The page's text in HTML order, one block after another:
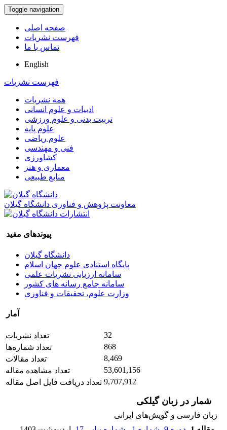
Toggle navigation
صفحه اصلی
فهرست نشریات
تماس با ما
English
فهرست نشریات
همه نشریات
ادبیات و علوم انسانی
تربیت بدنی و علوم ورزشی
علوم پایه
علوم ریاضی
فنی و مهندسی
کشاورزی
معماری و هنر
منابع طبیعی
معاونت پژوهش و فناوری دانشگاه گیلان
پیوندهای مفید
دانشگاه گیلان
پایگاه استنادی علوم جهان اسلام
سامانه ارزیابی نشریات علمی
سامانه جامع رسانه های کشور
وزارت علوم، تحقیقات و فناوری
آمار
تعداد نشریات
32
تعداد شماره‌ها
868
تعداد مقالات
8,469
تعداد مشاهده مقاله
53,601,156
تعداد دریافت فایل اصل مقاله 9,707,912
شمار در زبان گیلکی
زبان فارسی و گویش‌های ایرانی